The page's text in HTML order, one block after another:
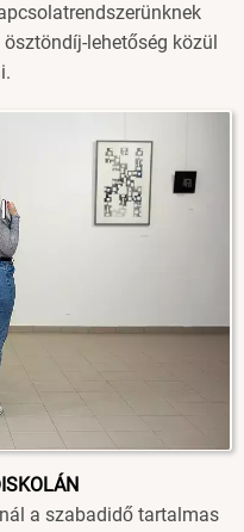
lehetőség közül
a szabadidő tartalmas